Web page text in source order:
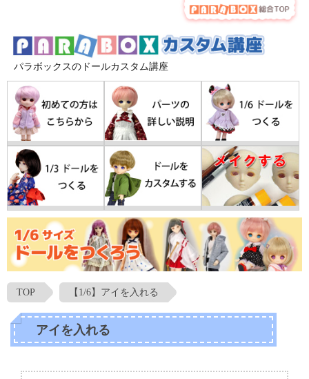
パラボックスのドールカスタム講座
TOP 【1/6】アイを入れる
アイを入れる